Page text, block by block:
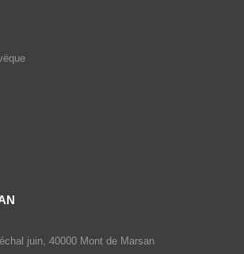
juin, 40000 Mont de Marsan